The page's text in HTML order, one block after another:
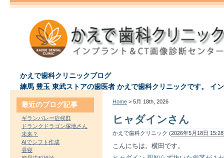
かえで歯科クリニックブログ
練馬 豊玉 東武ストアの歯医者 かえで歯科クリニックです。 イ
Home > 5月 18th, 2026
ヒャダインさん
かえで歯科クリニック (2026年5月18日 15:28
こんにちは。横田です。
最近のブログ記事
ギランバレー症候群
ドランクドラゴン塚地さん
未来？
AIでシフト作成
昼寝